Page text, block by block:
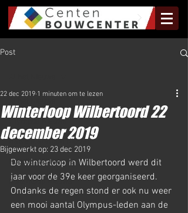
Post
Olympus Nieuws
Halve Marathon Nieuws
Rundje Mill Nieuws
Kuilenloop Nieuws
Winterloop Wilbertoord 22
december 2019
22 dec 2019 1 minuten om te lezen
Bijgewerkt op: 23 dec 2019
De winterloop in Wilbertoord werd dit
jaar voor de 39e keer georganiseerd.
Ondanks de regen stond er ook nu weer
een mooi aantal Olympus-leden aan de